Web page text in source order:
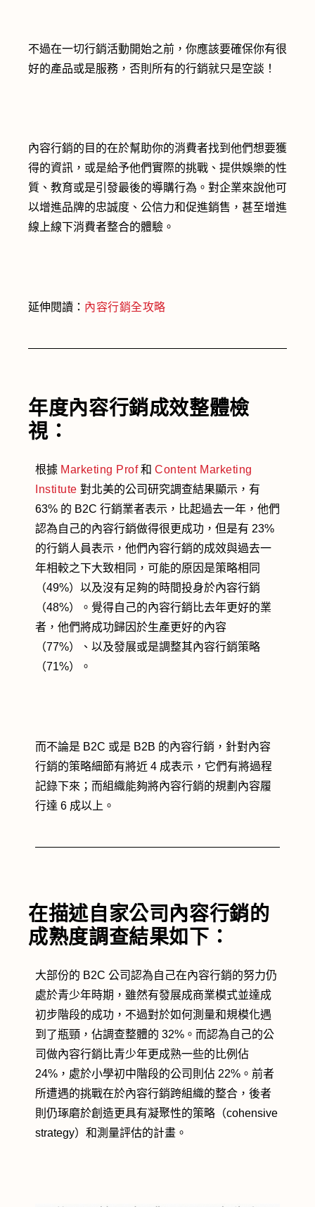
不過在一切行銷活動開始之前，你應該要確保你有很
好的產品或是服務，否則所有的行銷就只是空談！
內容行銷的目的在於幫助你的消費者找到他們想要獲
得的資訊，或是給予他們實際的挑戰、提供娛樂的性
質、教育或是引發最後的導購行為。對企業來說他可
以增進品牌的忠誠度、公信力和促進銷售，甚至增進
線上線下消費者整合的體驗。
延伸閱讀： 內容行銷全攻略
年度內容行銷成效整體檢
視：
根據 Marketing Prof和 Content Marketing
Institute 對北美的公司研究調查結果顯示，有
63% 的 B2C 行銷業者表示，比起過去一年，他們
認為自己的內容行銷做得很更成功，但是有 23%
的行銷人員表示，他們內容行銷的成效與過去一
年相較之下大致相同，可能的原因是策略相同
（49%）以及沒有足夠的時間投身於內容行銷
（48%）。覺得自己的內容行銷比去年更好的業
者，他們將成功歸因於生產更好的內容
（77%）、以及發展或是調整其內容行銷策略
（71%）。
而不論是 B2C 或是 B2B 的內容行銷，針對內容
行銷的策略細節有將近 4 成表示，它們有將過程
記錄下來；而組織能夠將內容行銷的規劃內容履
行達 6 成以上。
在描述自家公司內容行銷的
成熟度調查結果如下：
大部份的 B2C 公司認為自己在內容行銷的努力仍
處於青少年時期，雖然有發展成商業模式並達成
初步階段的成功，不過對於如何測量和規模化遇
到了瓶頸，佔調查整體的 32%。而認為自己的公
司做內容行銷比青少年更成熟一些的比例佔
24%，處於小學初中階段的公司則佔 22%。前者
所遭遇的挑戰在於內容行銷跨組織的整合，後者
則仍琢磨於創造更具有凝聚性的策略（cohensive
strategy）和測量評估的計畫。